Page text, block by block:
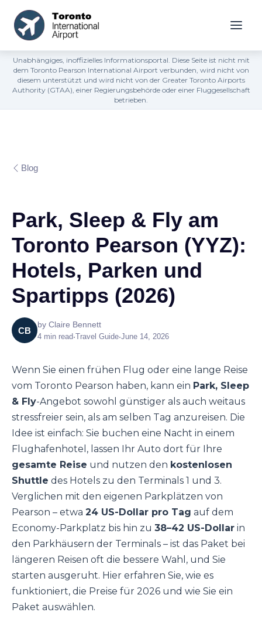
Unabhängiges, inoffizielles Informationsportal. Diese Seite ist nicht mit
dem Toronto Pearson International Airport verbunden, wird nicht von
diesem unterstützt und wird nicht von der Greater Toronto Airports
Authority (GTAA), einer Regierungsbehörde oder einer Fluggesellschaft
betrieben.
Blog
Park, Sleep & Fly am
Toronto Pearson (YYZ):
Hotels, Parken und
Spartipps (2026)
CB
by Claire Bennett
4 min read•Travel Guide•June 14, 2026
Wenn Sie einen frühen Flug oder eine lange Reise
vom Toronto Pearson haben, kann ein Park, Sleep
& Fly-Angebot sowohl günstiger als auch weitaus
stressfreier sein, als am selben Tag anzureisen. Die
Idee ist einfach: Sie buchen eine Nacht in einem
Flughafenhotel, lassen Ihr Auto dort für Ihre
gesamte Reise und nutzen den kostenlosen
Shuttle des Hotels zu den Terminals 1 und 3.
Verglichen mit den eigenen Parkplätzen von
Pearson – etwa 24 US-Dollar pro Tag auf dem
Economy-Parkplatz bis hin zu 38–42 US-Dollar in
den Parkhäusern der Terminals – ist das Paket bei
längeren Reisen oft die bessere Wahl, und Sie
starten ausgeruht. Hier erfahren Sie, wie es
funktioniert, die Preise für 2026 und wie Sie ein
Paket auswählen.